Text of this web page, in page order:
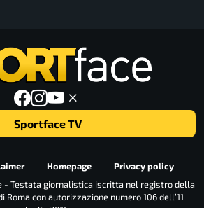
Sportface TV
Homepage
Privacy policy
- Testata giornalistica iscritta nel registro della
Roma con autorizzazione numero 106 dell’11